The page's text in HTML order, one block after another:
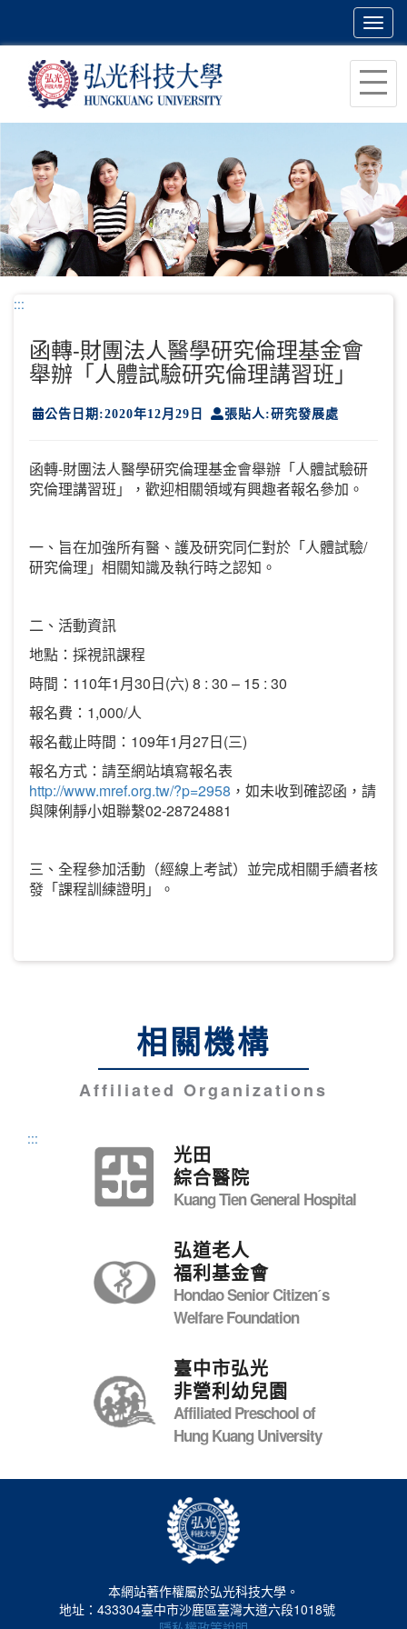
主
容
區
塊
:::
函轉-財團法人醫學研究倫理基金會
舉辦「人體試驗研究倫理講習班」
公告日期:2020年12月29日 張貼人:研究發展處
函轉-財團法人醫學研究倫理基金會舉辦「人體試驗研
究倫理講習班」，歡迎相關領域有興趣者報名參加。
一、旨在加強所有醫、護及研究同仁對於「人體試驗/
研究倫理」相關知識及執行時之認知。
二、活動資訊
地點：採視訊課程
時間：110年1月30日(六) 8 : 30 – 15 : 30
報名費：1,000/人
報名截止時間：109年1月27日(三)
報名方式：請至網站填寫報名表
http://www.mref.org.tw/?p=2958 ，如未收到確認函，請
與陳俐靜小姐聯繫02-28724881
三、全程參加活動（經線上考試）並完成相關手續者核
發「課程訓練證明」。
相關機構
Affiliated Organizations
:::
光田
綜合醫院
Kuang Tien General Hospital
弘道老人
福利基金會
Hondao Senior Citizenˊs
Welfare Foundation
臺中市弘光
非營利幼兒園
Affiliated Preschool of
Hung Kuang University
本網站著作權屬於弘光科技大學。
地址：433304臺中市沙鹿區臺灣大道六段1018號